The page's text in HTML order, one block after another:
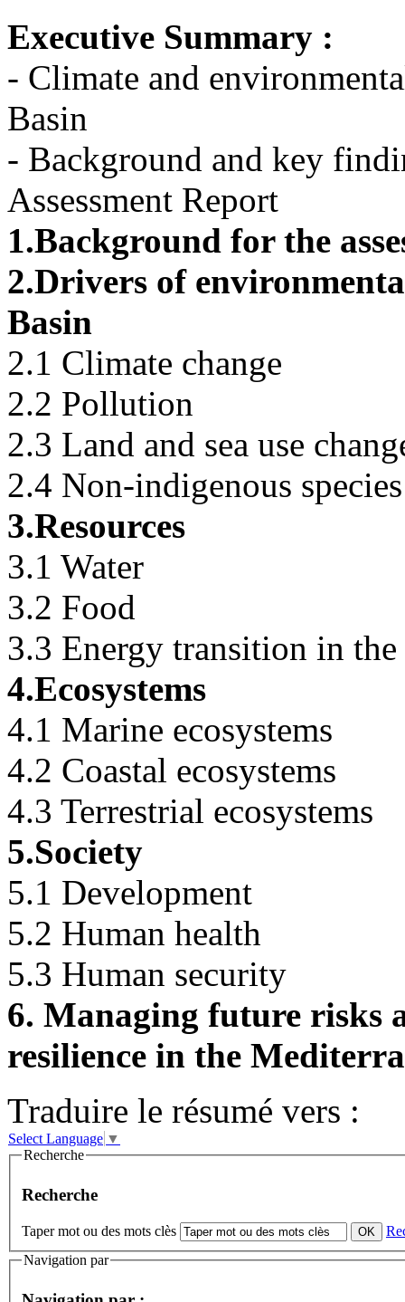
Executive Summary :
- Climate and
Basin
- Background and key
Assessment Report
1.Background for the
2.Drivers of
Basin
2.1 Climate change
2.2 Pollution
2.3 Land and sea use
2.4 Non-indigenous species
3.Resources
3.1 Water
3.2 Food
3.3 Energy transition in
4.Ecosystems
4.1 Marine ecosystems
4.2 Coastal ecosystems
4.3 Terrestrial ecosystems
5.Society
5.1 Development
5.2 Human health
5.3 Human security
6. Managing future risks
resilience in the
Traduire le résumé vers :
Select Language ▼
Recherche
Recherche
Taper mot ou des mots clès
Navigation par